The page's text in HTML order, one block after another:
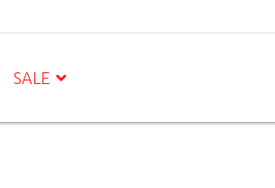
SALE